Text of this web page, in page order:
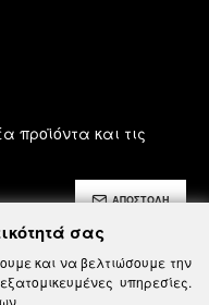
προϊόντα και τις
ΑΠΟΣΤΟΛΗ
σας
και να βελτιώσουμε την
υπηρεσίες.